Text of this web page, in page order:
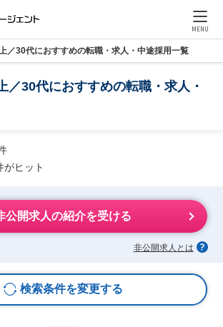
MENU
／30代におすすめの転職・求人・中途採用一覧
／30代におすすめの転職・求人・
がヒット
公開求人の紹介を受ける
非公開求人とは
検索条件を変更する